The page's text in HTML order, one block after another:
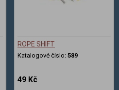
ROPE SHIFT
Katalogové číslo: 589
49 Kč